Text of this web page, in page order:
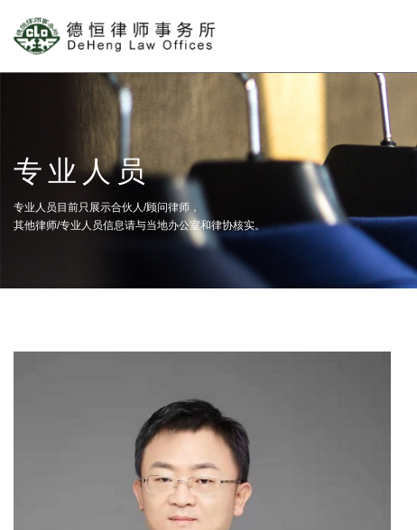
专业人员
专业人员目前只展示合伙人/顾问律师，
其他律师/专业人员信息请与当地办公室和律协核实。